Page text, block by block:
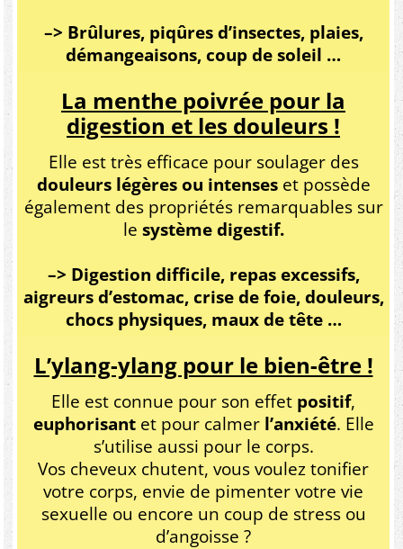
–> Brûlures, piqûres d’insectes, plaies,
démangeaisons, coup de soleil …
La menthe poivrée pour la
digestion et les douleurs !
Elle est très efficace pour soulager des
douleurs légères ou intenseset possède
également des propriétés remarquables sur
le système digestif.
–> Digestion difficile, repas excessifs,
aigreurs d’estomac, crise de foie, douleurs,
chocs physiques, maux de tête …
L’ylang-ylang pour le bien-être !
Elle est connue pour son effet positif,
euphorisant et pour calmer l’anxiété. Elle
s’utilise aussi pour le corps.
Vos cheveux chutent, vous voulez tonifier
votre corps, envie de pimenter votre vie
sexuelle ou encore un coup de stress ou
d’angoisse ?